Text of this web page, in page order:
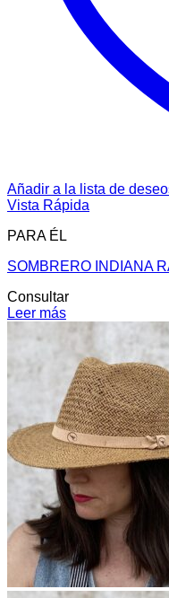
Añadir a la lista de
Vista Rápida
PARA ÉL
SOMBRERO INDIANA
Consultar
Leer más